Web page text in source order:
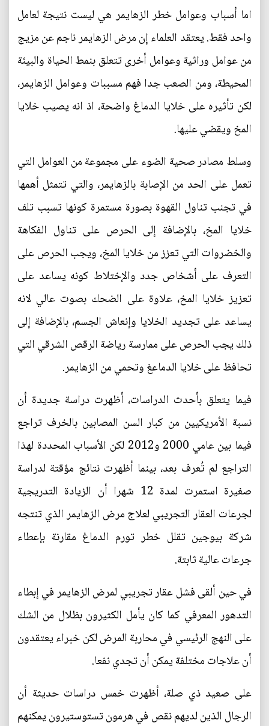
اما أسباب وعوامل خطر الزهايمر هي ليست نتيجة لعامل
واحد فقط. يعتقد العلماء إن مرض الزهايمر ناجم عن مزيج
من عوامل وراثية وعوامل أخرى تتعلق بنمط الحياة والبيئة
المحيطة، ومن الصعب جدا فهم مسببات وعوامل الزهايمر،
لكن تأثيره على خلايا الدماغ واضحة، اذ انه يصيب خلايا
المخ ويقضي عليها.
وسلط مصادر صحية الضوء على مجموعة من العوامل التي
تعمل على الحد من الإصابة بالزهايمر، والتي تتمثل أهمها
في تجنب تناول القهوة بصورة مستمرة كونها تسبب تلف
خلايا المخ، بالإضافة إلى الحرص على تناول الفكاهة
والخضروات التي تعزز من خلايا المخ، ويجب الحرص على
التعرف على أشخاص جدد والإختلاط كونه يساعد على
تعزيز خلايا المخ، علاوة على الضحك بصوت عالي لانه
يساعد على تجديد الخلايا وإنعاش الجسم، بالإضافة إلى
ذلك يجب الحرص على ممارسة رياضة الرقص الشرقي التي
تحافظ على خلايا الدماعغ وتحمي من الزهايمر.
فيما يتعلق بأحدث الدراسات، أظهرت دراسة جديدة أن
نسبة الأمريكيين من كبار السن المصابين بالخرف تراجع
فيما بين عامي 2000 و2012 لكن الأسباب المحددة لهذا
التراجع لم تُعرف بعد، بينما أظهرت نتائج مؤقتة لدراسة
صغيرة استمرت لمدة 12 شهرا أن الزيادة التدريجية
لجرعات العقار التجريبي لعلاج مرض الزهايمر الذي تنتجه
شركة بيوجين تقلل خطر تورم الدماغ مقارنة بإعطاء
جرعات عالية ثابتة.
في حين ألقى فشل عقار تجريبي لمرض الزهايمر في إبطاء
التدهور المعرفي كما كان يأمل الكثيرون بظلال من الشك
على النهج الرئيسي في محاربة المرض لكن خبراء يعتقدون
أن علاجات مختلفة يمكن أن تجدي نفعا.
على صعيد ذي صلة، أظهرت خمس دراسات حديثة أن
الرجال الذين لديهم نقص في هرمون تستوستيرون يمكنهم